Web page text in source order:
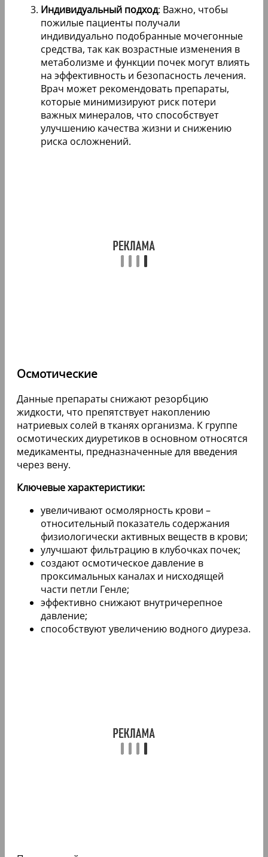
Индивидуальный подход: Важно, чтобы
пожилые пациенты получали
индивидуально подобранные мочегонные
средства, так как возрастные изменения в
метаболизме и функции почек могут влиять
на эффективность и безопасность лечения.
Врач может рекомендовать препараты,
которые минимизируют риск потери
важных минералов, что способствует
улучшению качества жизни и снижению
риска осложнений.
Осмотические
Данные препараты снижают резорбцию
жидкости, что препятствует накоплению
натриевых солей в тканях организма. К группе
осмотических диуретиков в основном относятся
медикаменты, предназначенные для введения
через вену.
Ключевые характеристики:
увеличивают осмолярность крови –
относительный показатель содержания
физиологически активных веществ в крови;
улучшают фильтрацию в клубочках почек;
создают осмотическое давление в
проксимальных каналах и нисходящей
части петли Генле;
эффективно снижают внутричерепное
давление;
способствуют увеличению водного диуреза.